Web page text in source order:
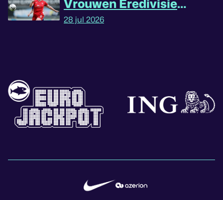
Vrouwen Eredivisie
omgedraaid
28 jul 2026